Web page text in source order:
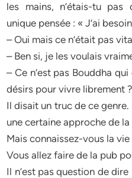
les mains, n’étais-tu
unique pensée : « J’ai
– Oui mais ce n’était pas
– Ben si, je les voulais
– Ce n’est pas Bouddha
désirs pour vivre librement ?
Il disait un truc de ce
une certaine approche de la
Mais connaissez-vous la
Vous allez faire de la pub
Il n’est pas question de